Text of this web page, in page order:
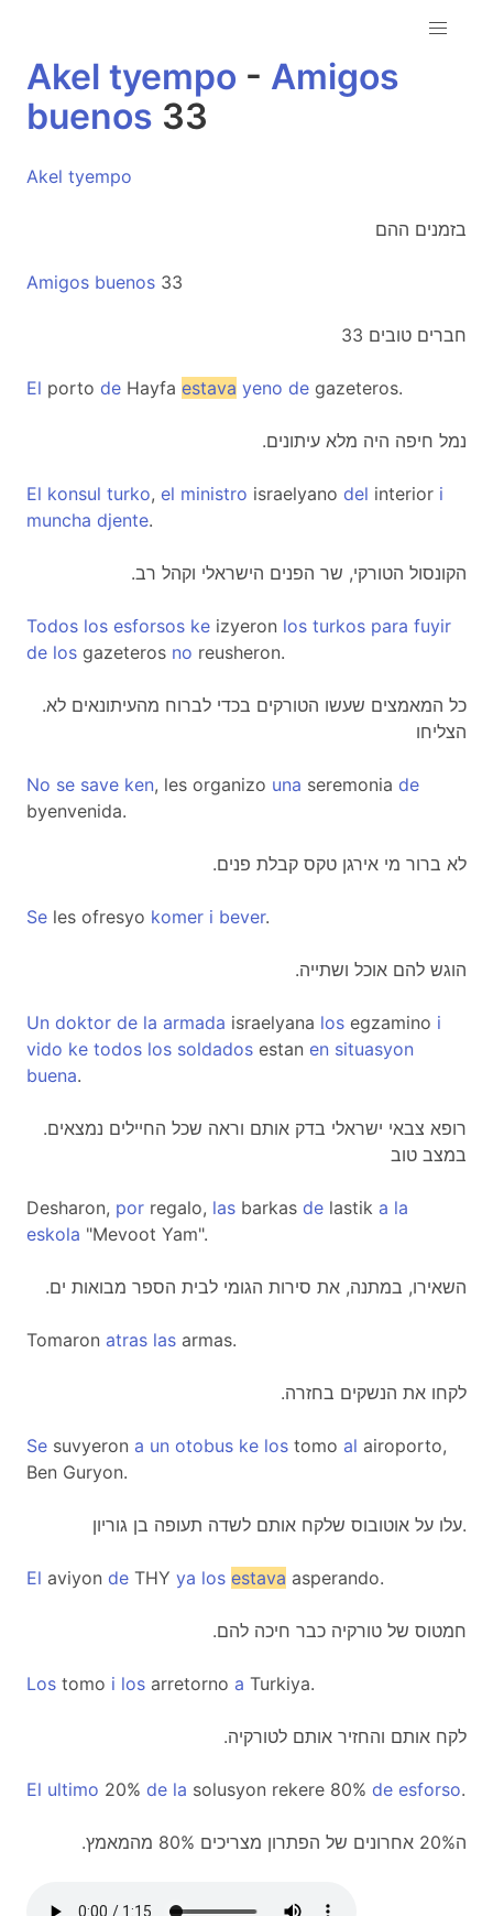
Akel tyempo - Amigos
buenos 33
Akel tyempo
בזמנים ההם
Amigos buenos 33
חברים טובים 33
El porto de Hayfa estava yeno de gazeteros.
.נמל חיפה היה מלא עיתונים
El konsul turko, el ministro israelyano del interior i
muncha djente.
.הקונסול הטורקי, שר הפנים הישראלי וקהל רב
Todos los esforsos ke izyeron los turkos para fuyir
de los gazeteros no reusheron.
.כל המאמצים שעשו הטורקים בכדי לברוח מהעיתונאים לא
הצליחו
No se save ken, les organizo una seremonia de
byenvenida.
.לא ברור מי אירגן טקס קבלת פנים
Se les ofresyo komer i bever.
.הוגש להם אוכל ושתייה
Un doktor de la armada israelyana los egzamino i
vido ke todos los soldados estan en situasyon
buena.
.רופא צבאי ישראלי בדק אותם וראה שכל החיילים נמצאים
במצב טוב
Desharon, por regalo, las barkas de lastik a la
eskola "Mevoot Yam".
.השאירו, במתנה, את סירות הגומי לבית הספר מבואות ים
Tomaron atras las armas.
.לקחו את הנשקים בחזרה
Se suvyeron a un otobus ke los tomo al airoporto,
Ben Guryon.
עלו על אוטובוס שלקח אותם לשדה תעופה בן גוריון.
El aviyon de THY ya los estava asperando.
.חמטוס של טורקיה כבר חיכה להם
Los tomo i los arretorno a Turkiya.
.לקח אותם והחזיר אותם לטורקיה
El ultimo 20% de la solusyon rekere 80% de esforso.
.ה20% אחרונים של הפתרון מצריכים 80% מהמאמץ